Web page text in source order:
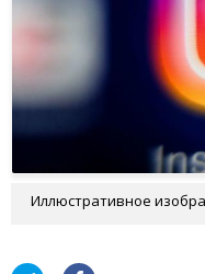
Иллюстративное